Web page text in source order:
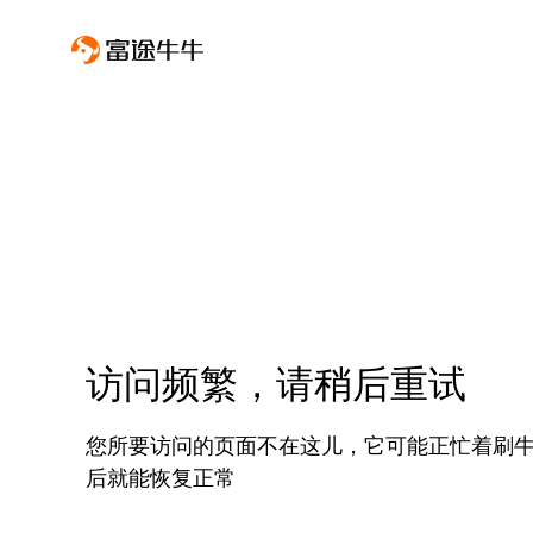
访问频繁，请稍后重试
您所要访问的页面不在这儿，它可能正忙着刷
后就能恢复正常